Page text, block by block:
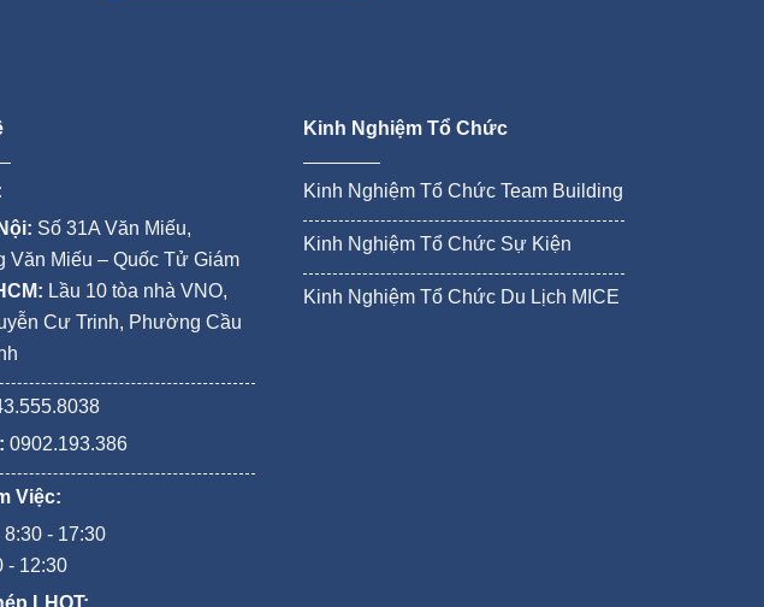
Số 31A Văn Miếu,
Văn Miếu – Quốc Tử Giám
Lầu 10 tòa nhà VNO,
Cư Trinh, Phường Cầu
0902.193.386
Việc:
8:30 - 17:30
- 12:30
LHQT:
Kinh Nghiệm Tổ Chức
Kinh Nghiệm Tổ Chức Team Building
Kinh Nghiệm Tổ Chức Sự Kiện
Kinh Nghiệm Tổ Chức Du Lịch MICE